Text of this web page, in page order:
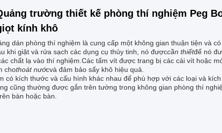
trường thiết kế phòng thí nghiệm Peg
kính khô
dán phòng thí nghiệm là cung cấp một không gian thuận tiện và
khi giặt và rửa sạch các dụng cụ thủy tinh, nó đượccần thiếtđể nó
chất lạ vào thí nghiệm.Các tấm vít được trang bị các cái vít hoặc
chothoát nướcvà đảm bảo sấy khô hiệu quả.
có kích thước và cấu hình khác nhau để phù hợp với các loại và
cũng thường được gắn trên tường trong không gian phòng thí
bàn hoặc bàn.